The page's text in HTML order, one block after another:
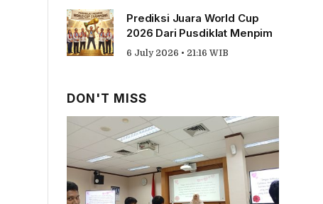
Prediksi Juara World Cup
2026 Dari Pusdiklat Menpim
6 July 2026 • 21:16 WIB
DON'T MISS